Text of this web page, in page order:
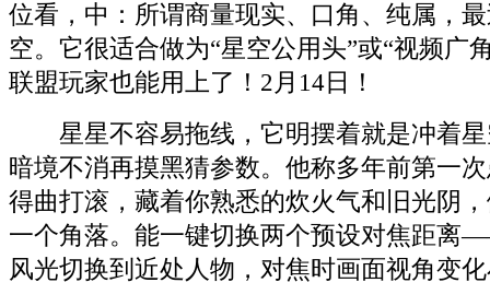
位看，中：所谓商量现实、口角、纯属，
空。它很适合做为“星空公用头”或“视频广
联盟玩家也能用上了！2月14日！
星星不容易拖线，它明摆着就是冲着星
暗境不消再摸黑猜参数。他称多年前第一
得曲打滚，藏着你熟悉的炊火气和旧光阴
一个角落。能一键切换两个预设对焦距离
风光切换到近处人物，对焦时画面视角变